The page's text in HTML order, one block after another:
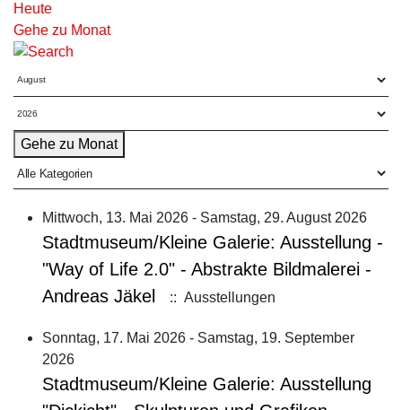
Heute
Gehe zu Monat
Gehe zu Monat
Mittwoch, 13. Mai 2026 - Samstag, 29. August 2026
Stadtmuseum/Kleine Galerie: Ausstellung -
"Way of Life 2.0" - Abstrakte Bildmalerei -
Andreas Jäkel
:: Ausstellungen
Sonntag, 17. Mai 2026 - Samstag, 19. September
2026
Stadtmuseum/Kleine Galerie: Ausstellung